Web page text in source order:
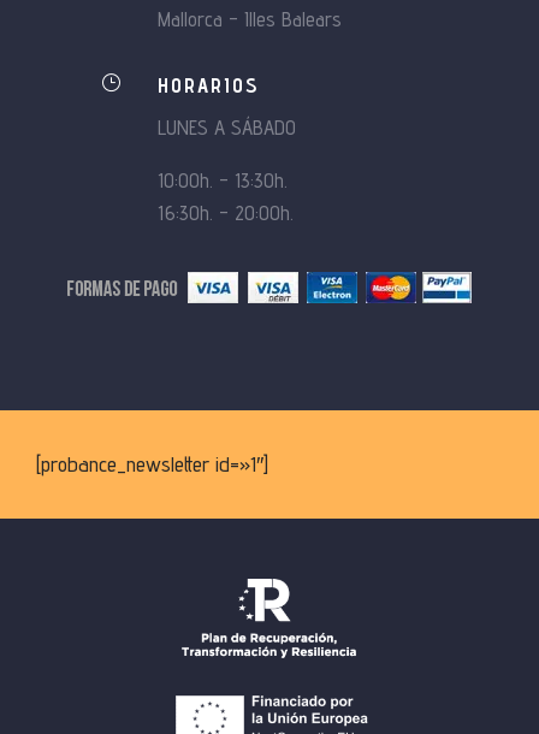
Mallorca – Illes Balears
}
HORARIOS
LUNES A SÁBADO
10:00h. – 13:30h.
16:30h. – 20:00h.
[probance_newsletter id=»1″]